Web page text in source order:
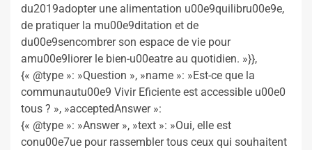
du2019adopter une alimentation u00e9quilibru00e9e,
de pratiquer la mu00e9ditation et de
du00e9sencombrer son espace de vie pour
amu00e9liorer le bien-u00eatre au quotidien. »}},
{« @type »: »Question », »name »: »Est-ce que la
communautu00e9 Vivir Eficiente est accessible u00e0
tous ? », »acceptedAnswer »:
{« @type »: »Answer », »text »: »Oui, elle est
conu00e7ue pour rassembler tous ceux qui souhaitent